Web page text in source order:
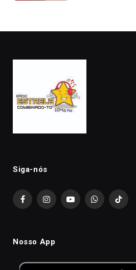
Siga-nós
FacebookInstagramYouTubeWhatsAppTikTok
Nosso App